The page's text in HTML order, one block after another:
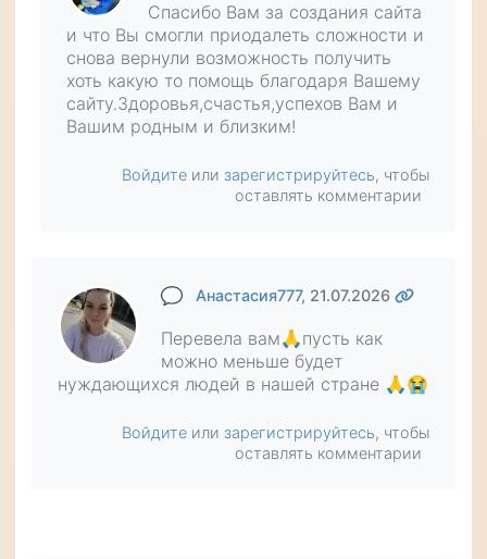
Спасибо Вам за создания сайта
и что Вы смогли приодалеть сложности и
снова вернули возможность получить
хоть какую то помощь благодаря Вашему
сайту.Здоровья,счастья,успехов Вам и
Вашим родным и близким!
Войдите или зарегистрируйтесь, чтобы
оставлять комментарии
Анастасия777, 21.07.2026
Перевела вам🙏пусть как
можно меньше будет
нуждающихся людей в нашей стране 🙏😭
Войдите или зарегистрируйтесь, чтобы
оставлять комментарии